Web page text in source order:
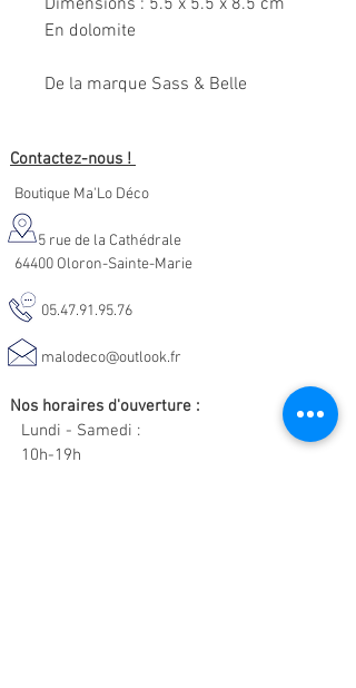
Dimensions : 5.5 x 5.5 x 8.5 cm
En dolomite
De la marque Sass & Belle
Contactez-nous !
Boutique Ma'Lo Déco
5 rue de la Cathédrale
64400 Oloron-Sainte-Marie
05.47.91.95.76
malodeco@outlook.fr
Nos horaires d'ouverture :
Lundi - Samedi :
10h-19h